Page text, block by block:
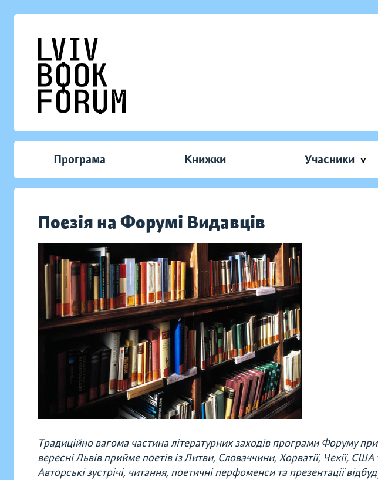
Програма Книжки Учасники
Поезія на Форумі Видавців
Традиційно вагома частина літературних заходів програми Форуму
вересні Львів прийме поетів із Литви, Словаччини, Хорватії, Чехії, США
Авторські зустрічі, читання, поетичні перфоменси та презентації